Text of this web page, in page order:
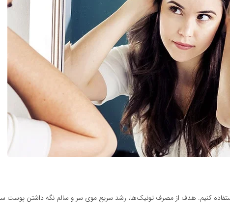
کنیم. هدف از مصرف تونیک‌ها، رشد سریع موی سر و سالم نگه داشتن پوست